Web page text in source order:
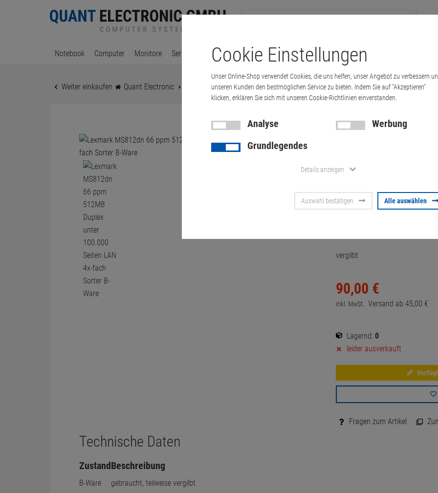
Notebook Computer Monitore Server & Workstation Drucker & Kopierer Kabel Multimedia & HDTV
Weiter einkaufen Quant Electronic Lexmark MS812dn 66 ppm 512MB Duplex unter 100.000…
Lexmark
512MB
Seiten LAN
Ware
vergilbt
90,00 €
inkl. MwSt. Versand ab 45,00 €
Lagernd: 0
leider ausverkauft
Fragen zum Artikel
Technische Daten
Zustand
B-Ware
Beschreibung
gebraucht, teilweise vergilbt
Cookie Einstellungen
Unser Online-Shop verwendet Cookies, die uns helfen, unser Angebot zu verbessern
unseren Kunden den bestmöglichen Service zu bieten. Indem Sie auf "Akzeptieren"
klicken, erklären Sie sich mit unseren Cookie-Richtlinien einverstanden.
Analyse
Werbung
Grundlegendes
Details anzeigen
Auswahl bestätigen Alle auswählen